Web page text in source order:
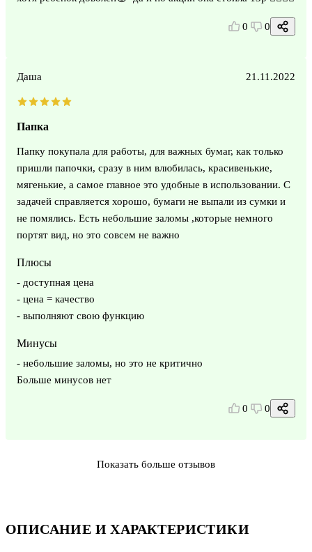
ОПИСАНИЕ И ХАРАКТЕРИСТИКИ
0 0
Даша 21.11.2022
Папка
Папку покупала для работы, для важных бумаг, как только
пришли папочки, сразу в ним влюбилась, красивенькие,
мягенькие, а самое главное это удобные в использовании. С
задачей справляется хорошо, бумаги не выпали из сумки и
не помялись. Есть небольшие заломы ,которые немного
портят вид, но это совсем не важно
Плюсы
- доступная цена
- цена = качество
- выполняют свою функцию
Минусы
- небольшие заломы, но это не критично
Больше минусов нет
0 0
Показать больше отзывов